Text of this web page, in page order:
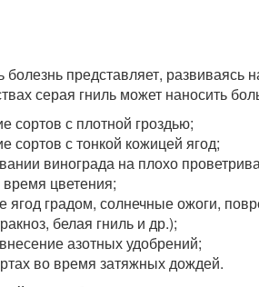
представляет, развиваясь
серая гниль может наносить
сортов с плотной гроздью;
сортов с тонкой кожицей ягод;
винограда на плохо
цветения;
ягод градом, солнечные ожоги,
белая гниль и др.);
азотных удобрений;
во время затяжных дождей.